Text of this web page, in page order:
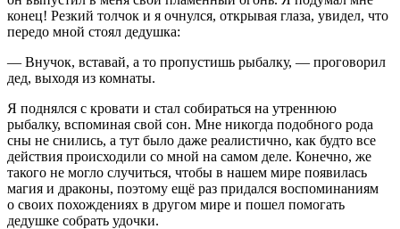
конец! Резкий толчок и я очнулся, открывая глаза, увидел, что
передо мной стоял дедушка:
— Внучок, вставай, а то пропустишь рыбалку, — проговорил
дед, выходя из комнаты.
Я поднялся с кровати и стал собираться на утреннюю
рыбалку, вспоминая свой сон. Мне никогда подобного рода
сны не снились, а тут было даже реалистично, как будто все
действия происходили со мной на самом деле. Конечно, же
такого не могло случиться, чтобы в нашем мире появилась
магия и драконы, поэтому ещё раз придался воспоминаниям
о своих похождениях в другом мире и пошел помогать
дедушке собрать удочки.